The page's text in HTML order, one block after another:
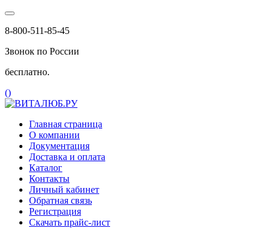
8-800-511-85-45
Звонок по России
бесплатно.
()
Главная страница
О компании
Документация
Доставка и оплата
Каталог
Контакты
Личный кабинет
Обратная связь
Регистрация
Скачать прайс-лист